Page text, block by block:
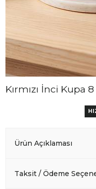
Kırmızı İnci Kupa
Ürün Açıklaması
Taksit / Ödeme